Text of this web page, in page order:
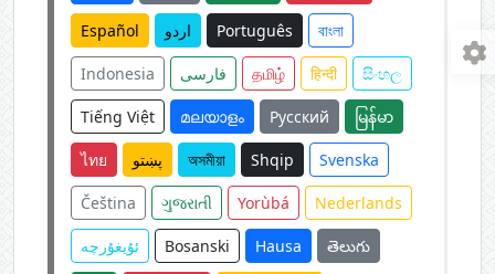
Español اردو Português বাংলা
Indonesia فارسی தமிழ் हिन्दी සිංහල
Tiếng Việt മലയാളം Русский မြန်မာ
ไทย پښتو অসমীয়া Shqip Svenska
Čeština ગુજરાતી Yorùbá Nederlands
ئۇيغۇرچە Bosanski Hausa తెలుగు